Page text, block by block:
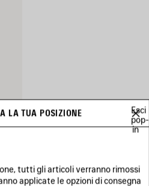
LA TUA POSIZIONE
Esci
pop-
in
tutti gli articoli verranno rimossi
applicate le opzioni di consegna